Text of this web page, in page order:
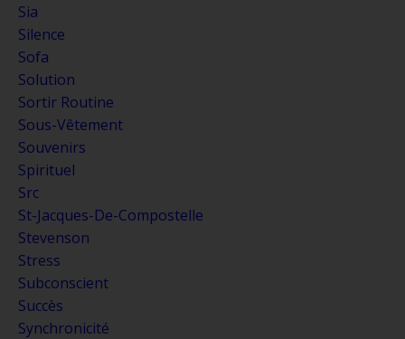
Sia
Silence
Sofa
Solution
Sortir Routine
Sous-Vêtement
Souvenirs
Spirituel
Src
St-Jacques-De-Compostelle
Stevenson
Stress
Subconscient
Succès
Synchronicité